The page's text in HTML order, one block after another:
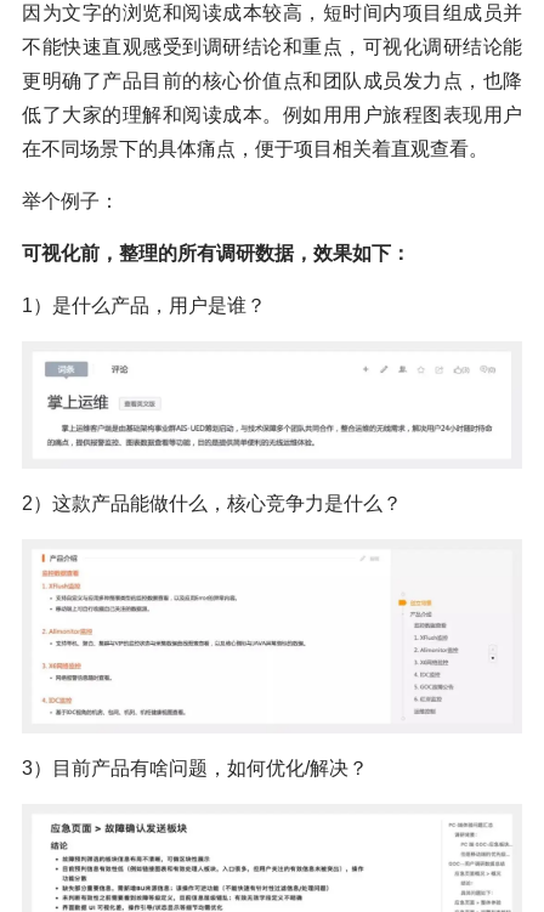
因为文字的浏览和阅读成本较高，短时间内项目组成员并
不能快速直观感受到调研结论和重点，可视化调研结论能
更明确了产品目前的核心价值点和团队成员发力点，也降
低了大家的理解和阅读成本。例如用用户旅程图表现用户
在不同场景下的具体痛点，便于项目相关着直观查看。
举个例子：
可视化前，整理的所有调研数据，效果如下：
1）是什么产品，用户是谁？
2）这款产品能做什么，核心竞争力是什么？
3）目前产品有啥问题，如何优化/解决？